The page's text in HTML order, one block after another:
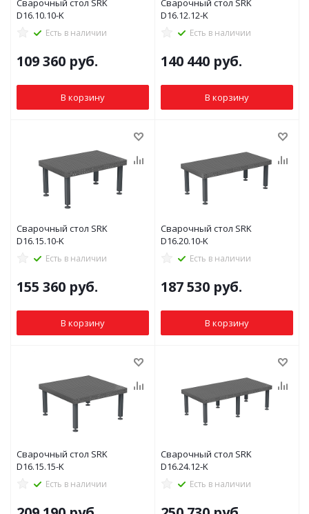
Сварочный стол SRK
D16.10.10-K
Есть в наличии
109 360 руб.
В корзину
Сварочный стол SRK
D16.12.12-K
Есть в наличии
140 440 руб.
В корзину
Сварочный стол SRK
D16.15.10-K
Есть в наличии
155 360 руб.
В корзину
Сварочный стол SRK
D16.20.10-K
Есть в наличии
187 530 руб.
В корзину
Сварочный стол SRK
D16.15.15-K
Есть в наличии
Сварочный стол SRK
D16.24.12-K
Есть в наличии